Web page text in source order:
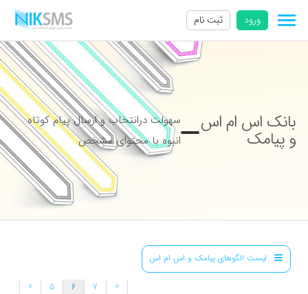
ورود ثبت نام
بانک اس ام اس
و پیامک
سهولت درانتخاب و ارسال پیام کوتاه
انبوه با محتوای مشخص
لیست الگوهای پیامک و اس ام اس
» 5 6 7 «